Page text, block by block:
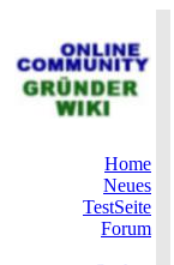
Home
Neues
TestSeite
Forum